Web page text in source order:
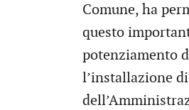
Comune, ha
questo
potenziamento
l’installazione